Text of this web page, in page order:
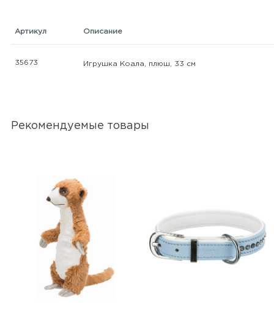
Артикул Описание
35673 Игрушка Коала, плюш, 33 см
Рекомендуемые товары